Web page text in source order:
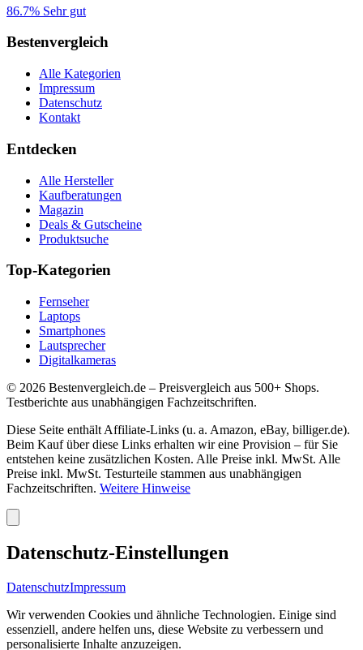
86.7% Sehr gut
Bestenvergleich
Alle Kategorien
Impressum
Datenschutz
Kontakt
Entdecken
Alle Hersteller
Kaufberatungen
Magazin
Deals & Gutscheine
Produktsuche
Top-Kategorien
Fernseher
Laptops
Smartphones
Lautsprecher
Digitalkameras
© 2026 Bestenvergleich.de – Preisvergleich aus 500+ Shops.
Testberichte aus unabhängigen Fachzeitschriften.
Diese Seite enthält Affiliate-Links (u. a. Amazon, eBay, billiger.de).
Beim Kauf über diese Links erhalten wir eine Provision – für Sie
entstehen keine zusätzlichen Kosten. Alle Preise inkl. MwSt. Alle
Preise inkl. MwSt. Testurteile stammen aus unabhängigen
Fachzeitschriften. Weitere Hinweise
Datenschutz-Einstellungen
DatenschutzImpressum
Wir verwenden Cookies und ähnliche Technologien. Einige sind
essenziell, andere helfen uns, diese Website zu verbessern und
personalisierte Inhalte anzuzeigen.